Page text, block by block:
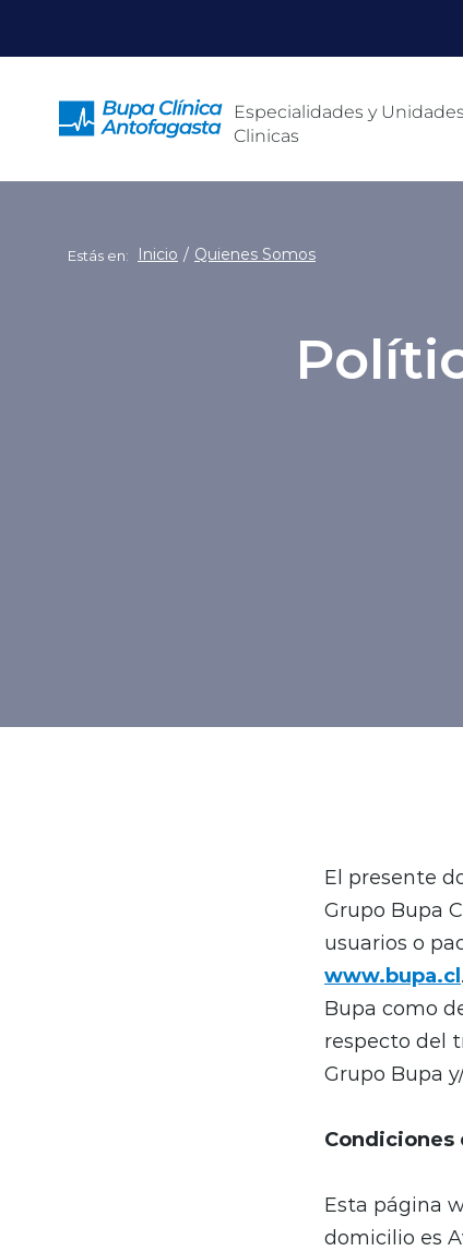
Especialidades y Unidades
Clinicas
Estás en: Inicio Quienes Somos
El presente
Grupo Bupa
usuarios o
www.bupa.cl
Bupa como
respecto del
Grupo Bupa
Condiciones
Esta página
domicilio es